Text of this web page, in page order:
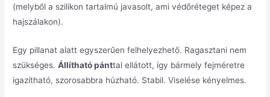
(melyből a szilikon tartalmú javasolt, ami védőréteget képez a
hajszálakon).
Egy pillanat alatt egyszerűen felhelyezhető. Ragasztani nem
szükséges.Állítható pánttal ellátott, így bármely fejméretre
igazítható, szorosabbra húzható. Stabil. Viselése kényelmes.